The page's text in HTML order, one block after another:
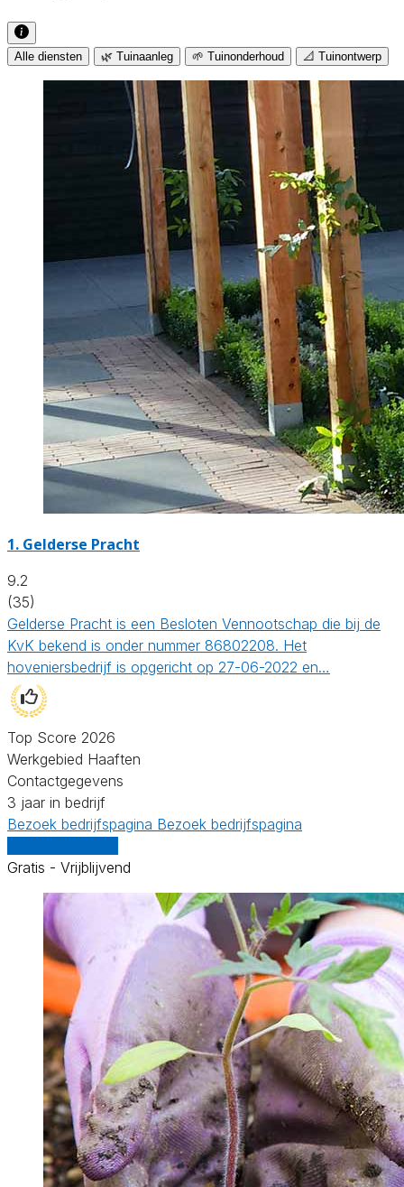
Alle diensten 🌿 Tuinaanleg 🌱 Tuinonderhoud 📐 Tuinontwerp
1. Gelderse Pracht
9.2
(35)
Gelderse Pracht is een Besloten Vennootschap die bij de
KvK bekend is onder nummer 86802208. Het
hoveniersbedrijf is opgericht op 27-06-2022 en…
Top Score 2026
Werkgebied Haaften
Contactgegevens
3 jaar in bedrijf
Bezoek bedrijfspagina Bezoek bedrijfspagina
Gratis - Vrijblijvend